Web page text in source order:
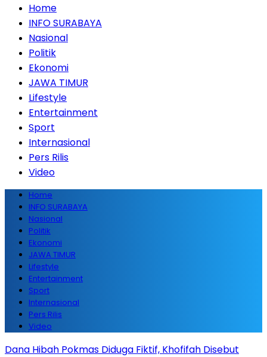
Home
INFO SURABAYA
Nasional
Politik
Ekonomi
JAWA TIMUR
Lifestyle
Entertainment
Sport
Internasional
Pers Rilis
Video
Home
INFO SURABAYA
Nasional
Politik
Ekonomi
JAWA TIMUR
Lifestyle
Entertainment
Sport
Internasional
Pers Rilis
Video
Dana Hibah Pokmas Diduga Fiktif, Khofifah Disebut